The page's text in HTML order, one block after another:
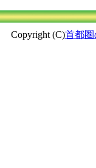
Copyright (C)首都